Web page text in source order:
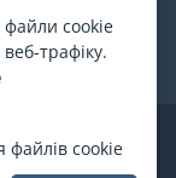
файли cookie
трафіку.
файлів cookie
та інших міст
Ми працюємо